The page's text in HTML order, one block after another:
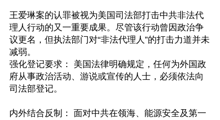
王爱琳案的认罪被视为美国司法部打击中共非法代
理人行动的又一重要成果。尽管该行动曾因政治争
议更名，但执法部门对“非法代理人”的打击力道并未
减弱。
强化登记要求： 美国法律明确规定，任何为外国政
府从事政治活动、游说或宣传的人士，必须依法向
司法部登记。
内外结合反制： 面对中共在领海、能源安全及第一